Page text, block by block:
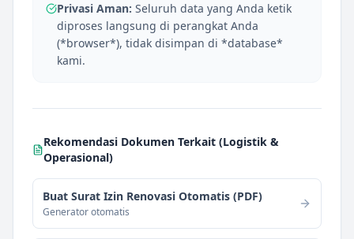
Privasi Aman: Seluruh data yang Anda ketik
diproses langsung di perangkat Anda
(*browser*), tidak disimpan di *database*
kami.
Rekomendasi Dokumen Terkait (Logistik &
Operasional)
Buat Surat Izin Renovasi Otomatis (PDF)
Generator otomatis